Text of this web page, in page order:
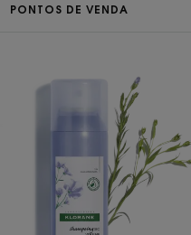
PONTOS DE VENDA
Champô
seco
Volume
Linho
BIO